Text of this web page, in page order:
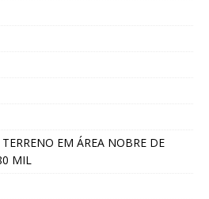
EM ÁREA NOBRE DE
MIL